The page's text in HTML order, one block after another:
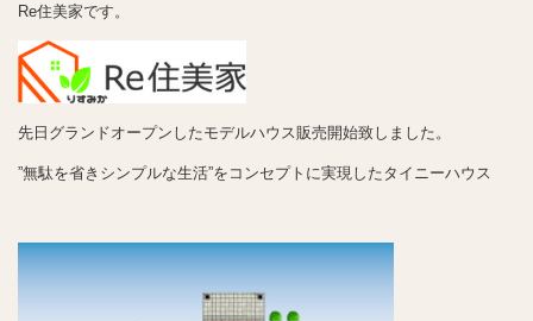
Re住美家です。
先日グランドオープンしたモデルハウス販売開始致しました。
”無駄を省きシンプルな生活”をコンセプトに実現したタイニーハウス